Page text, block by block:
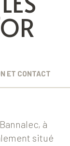
ET CONTACT
à
situé